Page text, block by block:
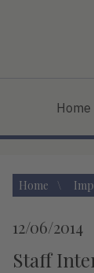
Home
Home
12/06/2014
Staff